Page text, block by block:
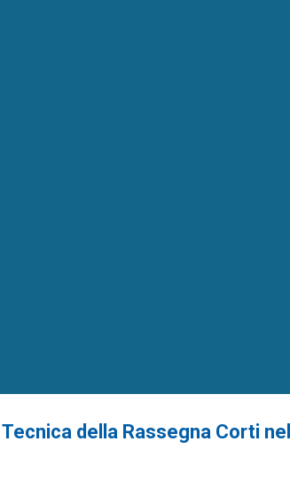
della Rassegna Corti